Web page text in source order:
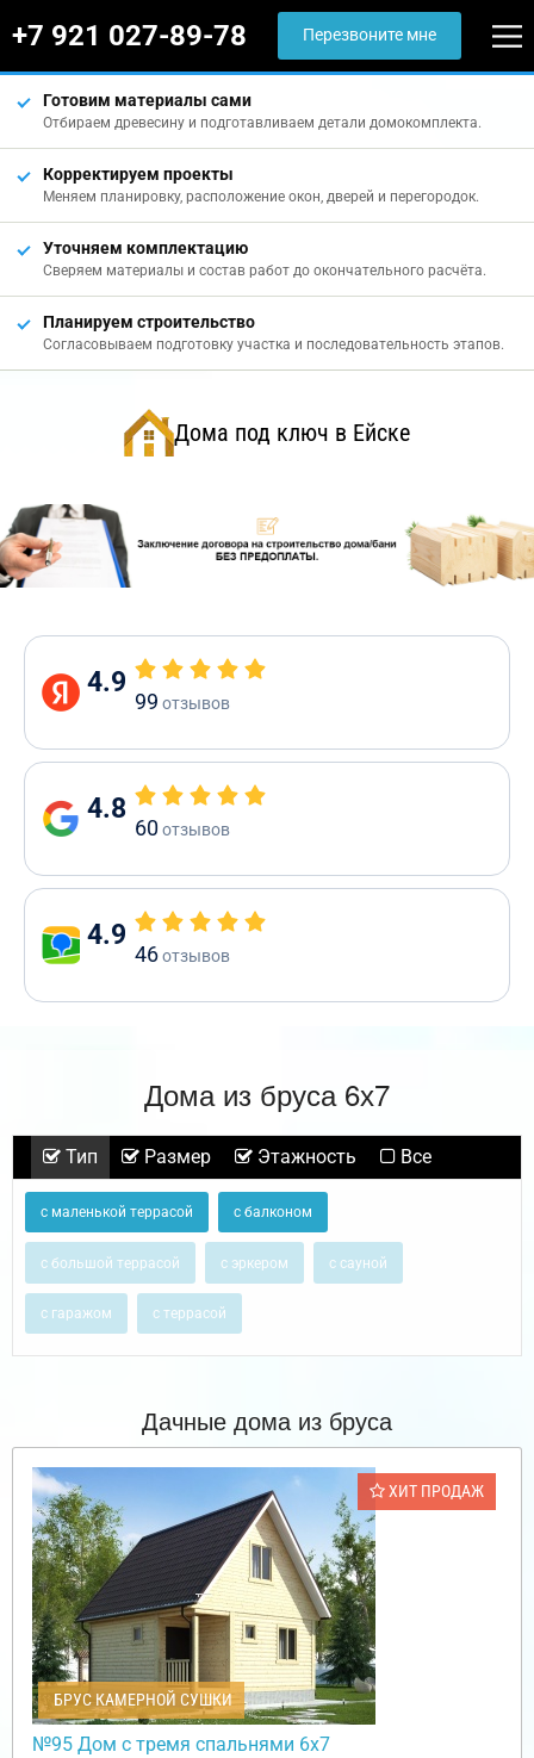
+7 921 027-89-78 Перезвоните мне
Готовим материалы сами
Отбираем древесину и подготавливаем детали домокомплекта.
Корректируем проекты
Меняем планировку, расположение окон, дверей и перегородок.
Уточняем комплектацию
Сверяем материалы и состав работ до окончательного расчёта.
Планируем строительство
Согласовываем подготовку участка и последовательность этапов.
Дома под ключ в Ейске
4.9
99 отзывов
4.8
60отзывов
4.9
46отзывов
Дома из бруса 6х7
Тип Размер Этажность Все
с маленькой террасой с балконом
с большой террасой с эркером с сауной
с гаражом с террасой
Дачные дома из бруса
ХИТ ПРОДАЖ
БРУС КАМЕРНОЙ СУШКИ
№95 Дом с тремя спальнями 6х7